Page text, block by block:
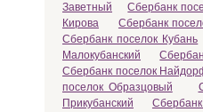
Заветный
Сбербанк
Кирова
Сбербанк
Сбербанк поселок Кубань
Малокубанский
Сбербанк поселок
поселок Образцовый
Прикубанский